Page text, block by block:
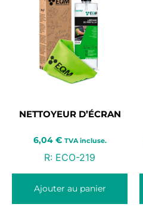
NETTOYEUR D’ÉCRAN
6,04 € TVA incluse.
R: ECO-219
Ajouter au panier